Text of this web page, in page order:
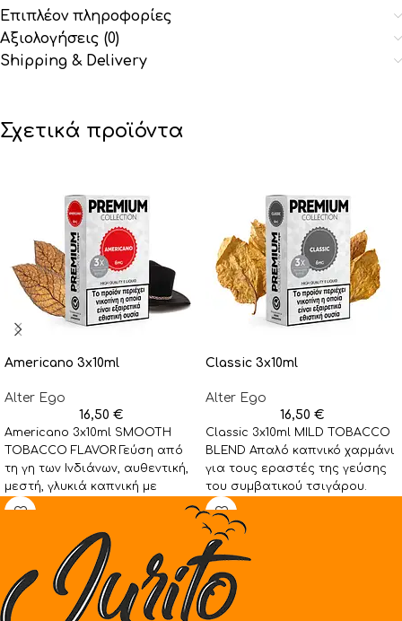
Επιπλέον πληροφορίες
Αξιολογήσεις (0)
Shipping & Delivery
Σχετικά προϊόντα
Americano 3x10ml
Alter Ego
16,50 €
Americano 3x10ml SMOOTH
TOBACCO FLAVOR Γεύση από
τη γη των Ινδιάνων, αυθεντική,
μεστή, γλυκιά καπνική με
σαγηνευτική ένταση βανίλιας.
Classic 3x10ml
Alter Ego
16,50 €
Classic 3x10ml MILD TOBACCO
BLEND Απαλό καπνικό χαρμάνι
για τους εραστές της γεύσης
του συμβατικού τσιγάρου.
Ιδανικό για όσους ξεκινάνε